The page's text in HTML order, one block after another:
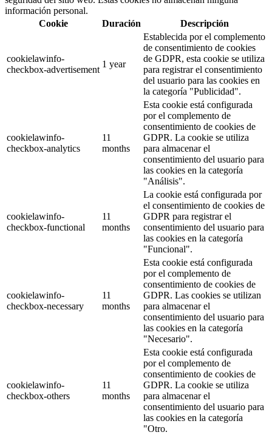
información personal.
Cookie
Duración Descripción
cookielawinfo-
checkbox-advertisement
1 year
Establecida por el complemento
de consentimiento de cookies
de GDPR, esta cookie se utiliza
para registrar el consentimiento
del usuario para las cookies en
la categoría "Publicidad".
cookielawinfo-
checkbox-analytics
11
months
Esta cookie está configurada
por el complemento de
consentimiento de cookies de
GDPR. La cookie se utiliza
para almacenar el
consentimiento del usuario para
las cookies en la categoría
"Análisis".
cookielawinfo-
checkbox-functional
11
months
La cookie está configurada por
el consentimiento de cookies de
GDPR para registrar el
consentimiento del usuario para
las cookies en la categoría
"Funcional".
cookielawinfo-
checkbox-necessary
11
months
Esta cookie está configurada
por el complemento de
consentimiento de cookies de
GDPR. Las cookies se utilizan
para almacenar el
consentimiento del usuario para
las cookies en la categoría
"Necesario".
cookielawinfo-
checkbox-others
11
months
Esta cookie está configurada
por el complemento de
consentimiento de cookies de
GDPR. La cookie se utiliza
para almacenar el
consentimiento del usuario para
las cookies en la categoría
"Otro.